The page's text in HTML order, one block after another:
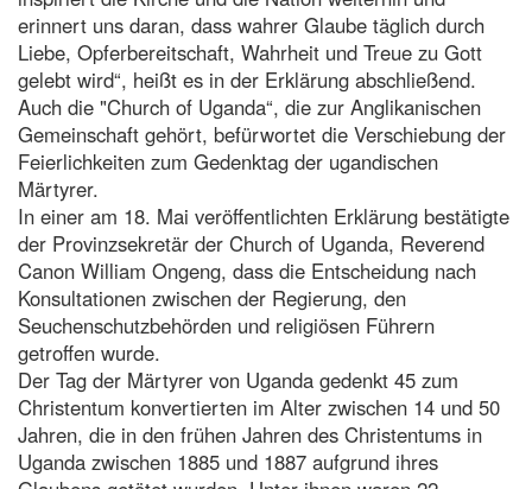
erinnert uns daran, dass wahrer Glaube täglich durch
Liebe, Opferbereitschaft, Wahrheit und Treue zu Gott
gelebt wird“, heißt es in der Erklärung abschließend.
Auch die "Church of Uganda“, die zur Anglikanischen
Gemeinschaft gehört, befürwortet die Verschiebung der
Feierlichkeiten zum Gedenktag der ugandischen
Märtyrer.
In einer am 18. Mai veröffentlichten Erklärung bestätigte
der Provinzsekretär der Church of Uganda, Reverend
Canon William Ongeng, dass die Entscheidung nach
Konsultationen zwischen der Regierung, den
Seuchenschutzbehörden und religiösen Führern
getroffen wurde.
Der Tag der Märtyrer von Uganda gedenkt 45 zum
Christentum konvertierten im Alter zwischen 14 und 50
Jahren, die in den frühen Jahren des Christentums in
Uganda zwischen 1885 und 1887 aufgrund ihres